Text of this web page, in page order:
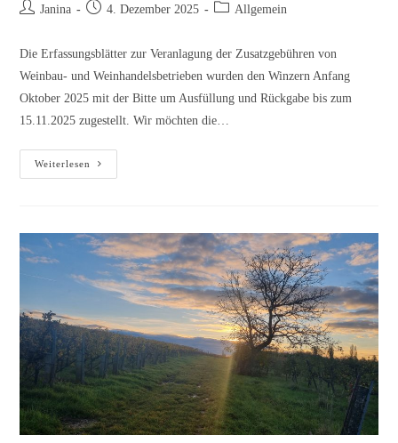
Beitrags-
Janina
Beitrag4. Dezember 2025
Beitrags-
Allgemein
Die Erfassungsblätter zur Veranlagung der Zusatzgebühren von
Weinbau- und Weinhandelsbetrieben wurden den Winzern Anfang
Oktober 2025 mit der Bitte um Ausfüllung und Rückgabe bis zum
15.11.2025 zugestellt. Wir möchten die…
Weiterlesen
zur
Zusatzgebühren
von
Weinbau-
und
Weinhandelsbetrieben